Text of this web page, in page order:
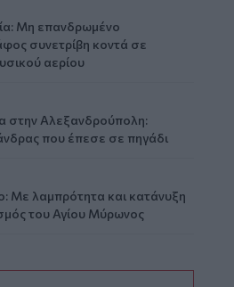
Μη επανδρωμένο
συνετρίβη κοντά σε
αερίου
στην Αλεξανδρούπολη:
που έπεσε σε πηγάδι
Με λαμπρότητα και κατάνυξη
του Αγίου Μύρωνος
Στο νοσοκομείο ανήλικος